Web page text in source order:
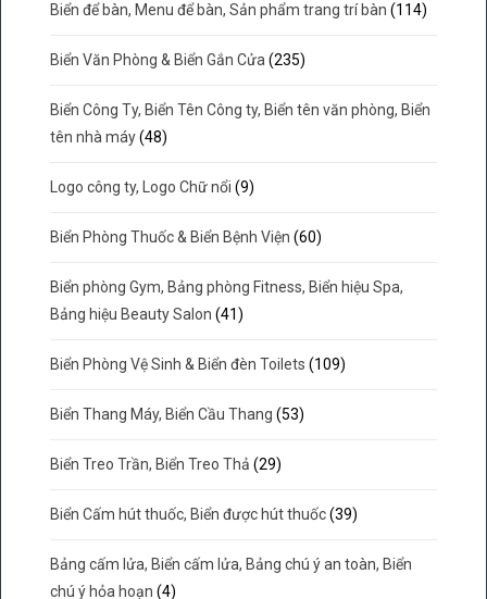
Biển để bàn, Menu để bàn, Sản phẩm trang trí bàn (114)
Biển Văn Phòng & Biển Gắn Cửa (235)
Biển Công Ty, Biển Tên Công ty, Biển tên văn phòng, Biển
tên nhà máy (48)
Logo công ty, Logo Chữ nổi (9)
Biển Phòng Thuốc & Biển Bệnh Viện (60)
Biển phòng Gym, Bảng phòng Fitness, Biển hiệu Spa,
Bảng hiệu Beauty Salon (41)
Biển Phòng Vệ Sinh & Biển đèn Toilets (109)
Biển Thang Máy, Biển Cầu Thang (53)
Biển Treo Trần, Biển Treo Thả (29)
Biển Cấm hút thuốc, Biển được hút thuốc (39)
Bảng cấm lửa, Biển cấm lửa, Bảng chú ý an toàn, Biển
chú ý hỏa hoạn (4)